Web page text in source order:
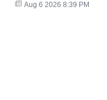
Aug 6 2026 8:39 PM